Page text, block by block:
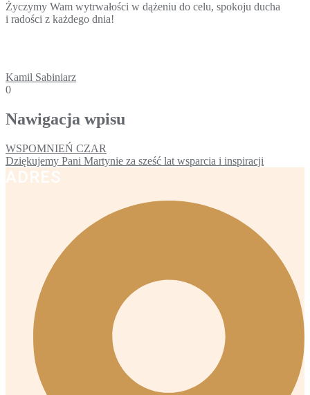
Życzymy Wam wytrwałości w dążeniu do celu, spokoju ducha
i radości z każdego dnia!
Kamil Sabiniarz
0
Nawigacja wpisu
WSPOMNIEŃ CZAR
Dziękujemy Pani Martynie za sześć lat wsparcia i inspiracji
ADRES